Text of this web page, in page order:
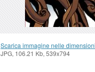
Scarica immagine nelle
JPG, 106.21 Kb, 539x794